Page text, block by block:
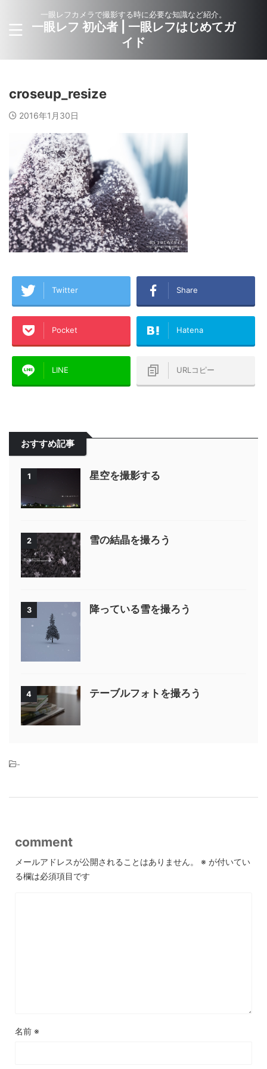
一眼レフカメラで撮影する時に必要な知識など紹介。
一眼レフ 初心者 | 一眼レフはじめてガ
イド
croseup_resize
2016年1月30日
Twitter Share
Pocket Hatena
LINE URLコピー
おすすめ記事
1 星空を撮影する
2 雪の結晶を撮ろう
3 降っている雪を撮ろう
4 テーブルフォトを撮ろう
-
comment
メールアドレスが公開されることはありません。 ※ が付いてい
る欄は必須項目です
名前 ※